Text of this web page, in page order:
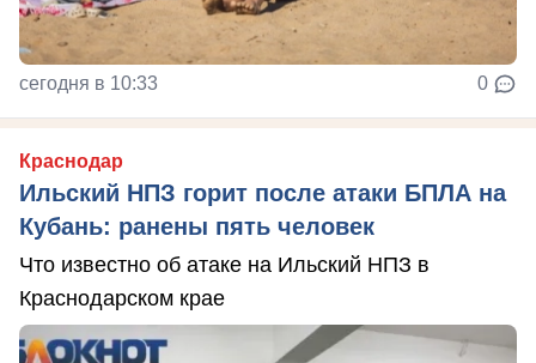
сегодня в 10:33 0
Краснодар
Ильский НПЗ горит после атаки БПЛА на
Кубань: ранены пять человек
Что известно об атаке на Ильский НПЗ в
Краснодарском крае